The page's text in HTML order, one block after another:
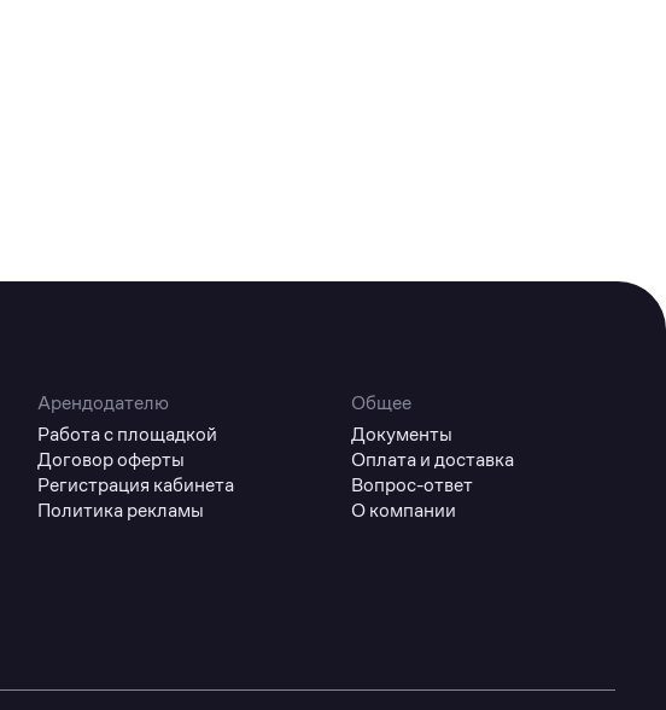
Арендодателю
Работа с площадкой
Договор оферты
Регистрация кабинета
Политика рекламы
Общее
Документы
Оплата и доставка
Вопрос-ответ
О компании